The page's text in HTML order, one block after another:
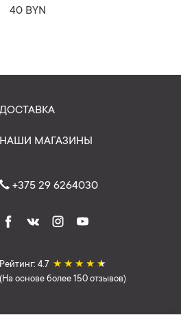
40 BYN
ДОСТАВКА
НАШИ МАГАЗИНЫ
+375 29 6264030
Рейтинг: 4.7 ★ ★ ★ ★ ★
(На основе более 150 отзывов)